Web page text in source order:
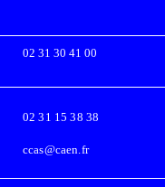
02 31 30 41 00
02 31 15 38 38
ccas@caen.fr